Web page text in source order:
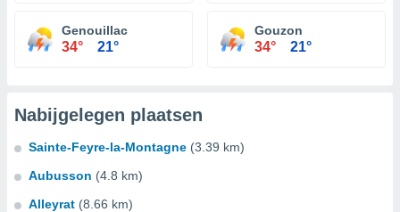
Genouillac
34° 21°
Gouzon
34° 21°
Nabijgelegen plaatsen
Sainte-Feyre-la-Montagne (3.39 km)
Aubusson (4.8 km)
Alleyrat (8.66 km)